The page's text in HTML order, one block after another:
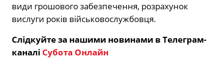
види грошового забезпечення, розрахунок
вислуги років військовослужбовця.
Слідкуйте за нашими новинами в Телеграм-
каналі Субота Онлайн